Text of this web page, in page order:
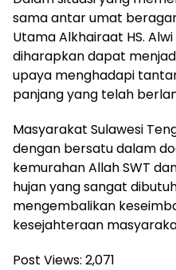
sama antar umat
Utama Alkhairaat HS.
diharapkan dapat
upaya menghadapi
panjang yang telah
Masyarakat Sulawesi
dengan bersatu dalam
kemurahan Allah SWT
hujan yang sangat
mengembalikan
kesejahteraan
Post Views: 2,071